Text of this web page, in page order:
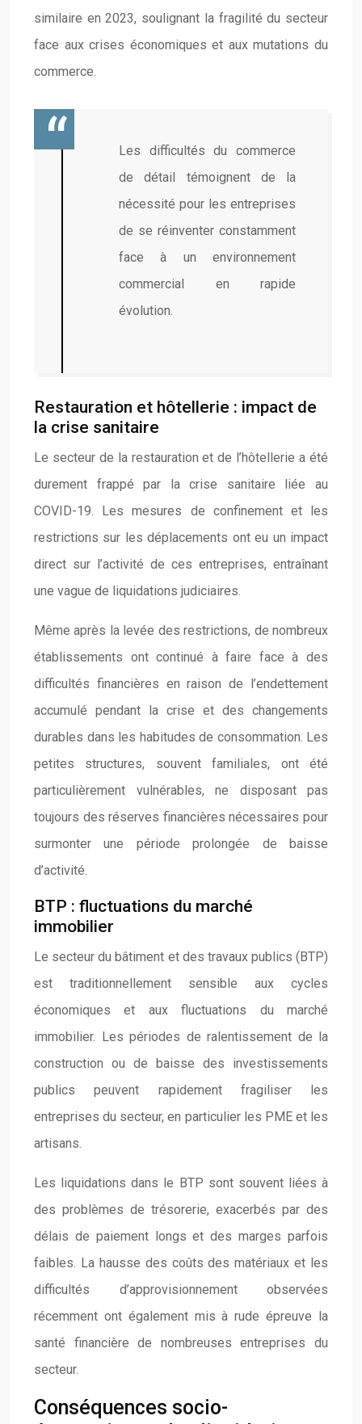
similaire en 2023, soulignant la fragilité du secteur
face aux crises économiques et aux mutations du
commerce.
Les difficultés du commerce
de détail témoignent de la
nécessité pour les entreprises
de se réinventer constamment
face à un environnement
commercial en rapide
évolution.
Restauration et hôtellerie : impact de
la crise sanitaire
Le secteur de la restauration et de l’hôtellerie a été
durement frappé par la crise sanitaire liée au
COVID-19. Les mesures de confinement et les
restrictions sur les déplacements ont eu un impact
direct sur l’activité de ces entreprises, entraînant
une vague de liquidations judiciaires.
Même après la levée des restrictions, de nombreux
établissements ont continué à faire face à des
difficultés financières en raison de l’endettement
accumulé pendant la crise et des changements
durables dans les habitudes de consommation. Les
petites structures, souvent familiales, ont été
particulièrement vulnérables, ne disposant pas
toujours des réserves financières nécessaires pour
surmonter une période prolongée de baisse
d’activité.
BTP : fluctuations du marché
immobilier
Le secteur du bâtiment et des travaux publics (BTP)
est traditionnellement sensible aux cycles
économiques et aux fluctuations du marché
immobilier. Les périodes de ralentissement de la
construction ou de baisse des investissements
publics peuvent rapidement fragiliser les
entreprises du secteur, en particulier les PME et les
artisans.
Les liquidations dans le BTP sont souvent liées à
des problèmes de trésorerie, exacerbés par des
délais de paiement longs et des marges parfois
faibles. La hausse des coûts des matériaux et les
difficultés d’approvisionnement observées
récemment ont également mis à rude épreuve la
santé financière de nombreuses entreprises du
secteur.
Conséquences socio-